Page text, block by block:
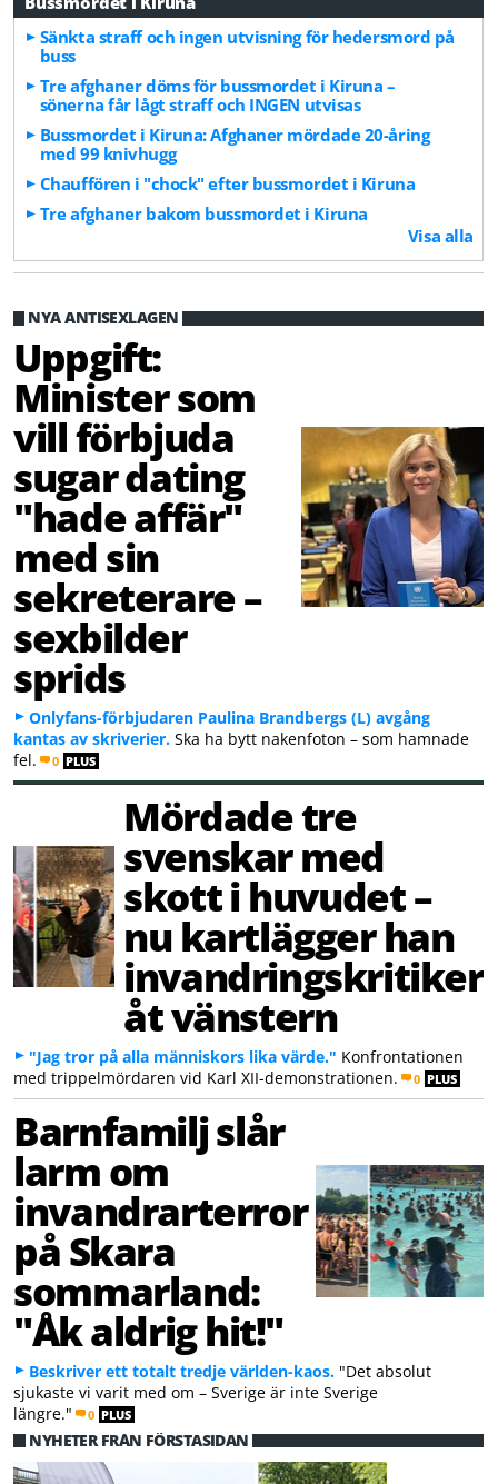
Sänkta straff och ingen utvisning för hedersmord på
buss
Tre afghaner döms för bussmordet i Kiruna –
sönerna får lågt straff och INGEN utvisas
Bussmordet i Kiruna: Afghaner mördade 20-åring
med 99 knivhugg
Chauffören i "chock" efter bussmordet i Kiruna
Tre afghaner bakom bussmordet i Kiruna
Visa alla
NYA ANTISEXLAGEN
Uppgift:
Minister som
vill förbjuda
sugar dating
"hade affär"
med sin
sekreterare –
sexbilder
sprids
Onlyfans-förbjudaren Paulina Brandbergs (L) avgång
kantas av skriverier. Ska ha bytt nakenfoton – som hamnade
fel.
0 PLUS
Mördade tre
svenskar med
skott i huvudet –
nu kartlägger han
invandringskritiker
åt vänstern
"Jag tror på alla människors lika värde." Konfrontationen
med trippelmördaren vid Karl XII-demonstrationen.
0 PLUS
Barnfamilj slår
larm om
invandrarterror
på Skara
sommarland:
"Åk aldrig hit!"
Beskriver ett totalt tredje världen-kaos. "Det absolut
sjukaste vi varit med om – Sverige är inte Sverige
längre."
0 PLUS
NYHETER FRÅN FÖRSTASIDAN